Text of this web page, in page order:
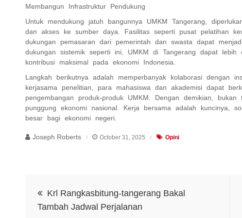
Membangun Infrastruktur Pendukung
Untuk mendukung jatuh bangunnya UMKM Tangerang,
dan akses ke sumber daya. Fasilitas seperti pusat pelatihan
dukungan pemasaran dari pemerintah dan swasta dapat
dukungan sistemik seperti ini, UMKM di Tangerang dapat
kontribusi maksimal pada ekonomi Indonesia.
Langkah berikutnya adalah memperbanyak kolaborasi dengan
kerjasama penelitian, para mahasiswa dan akademisi dapat
pengembangan produk-produk UMKM. Dengan demikian,
punggung ekonomi nasional. Kerja bersama adalah kuncinya,
besar bagi ekonomi negeri.
Joseph Roberts October 31, 2025 Opini
Post
Krl Rangkasbitung-tangerang Bakal
Tambah Jadwal Perjalanan